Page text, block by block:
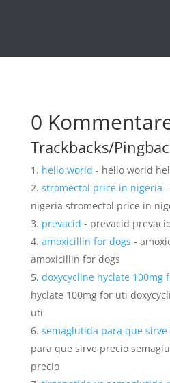
0
Trackbacks/
hello world - hello world
stromectol price in nigeria
nigeria stromectol price in
prevacid - prevacid
amoxicillin for dogs -
amoxicillin for dogs
doxycycline hyclate 100mg
hyclate 100mg for uti
uti
semaglutida para que sirve
para que sirve precio
precio